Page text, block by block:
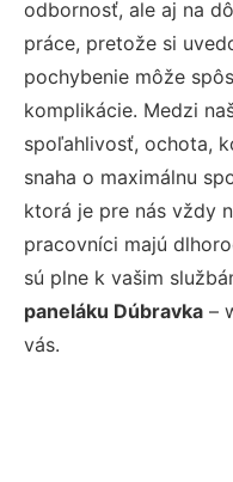
odbornosť, ale aj na
práce, pretože si
pochybenie môže
komplikácie. Medzi
spoľahlivosť, ochota,
snaha o maximálnu
ktorá je pre nás vždy
pracovníci majú
sú plne k vašim
paneláku Dúbravka –
vás.